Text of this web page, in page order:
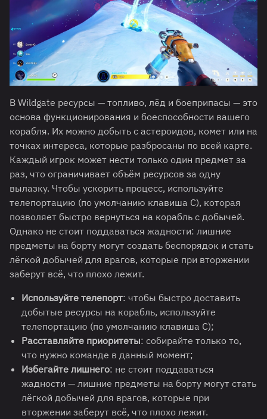
В Wildgate ресурсы — топливо, лёд и боеприпасы — это
основа функционирования и боеспособности вашего
корабля. Их можно добыть с астероидов, комет или на
точках интереса, которые разбросаны по всей карте.
Каждый игрок может нести только один предмет за
раз, что ограничивает объём ресурсов за одну
вылазку. Чтобы ускорить процесс, используйте
телепортацию (по умолчанию клавиша C), которая
позволяет быстро вернуться на корабль с добычей.
Однако не стоит поддаваться жадности: лишние
предметы на борту могут создать беспорядок и стать
лёгкой добычей для врагов, которые при вторжении
заберут всё, что плохо лежит.
Используйте телепорт: чтобы быстро доставить
добытые ресурсы на корабль, используйте
телепортацию (по умолчанию клавиша C);
Расставляйте приоритеты: cобирайте только то,
что нужно команде в данный момент;
Избегайте лишнего: не стоит поддаваться
жадности — лишние предметы на борту могут стать
лёгкой добычей для врагов, которые при
вторжении заберут всё, что плохо лежит.